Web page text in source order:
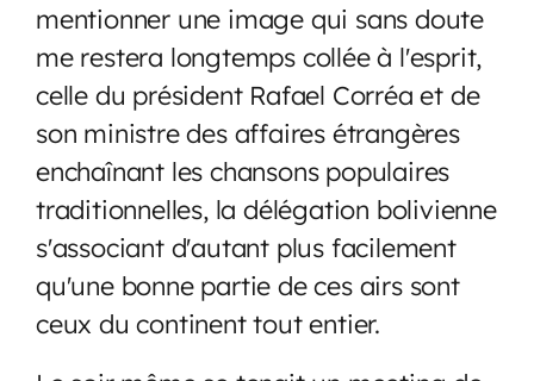
mentionner une image qui sans doute
me restera longtemps collée à l'esprit,
celle du président Rafael Corréa et de
son ministre des affaires étrangères
enchaînant les chansons populaires
traditionnelles, la délégation bolivienne
s'associant d'autant plus facilement
qu'une bonne partie de ces airs sont
ceux du continent tout entier.